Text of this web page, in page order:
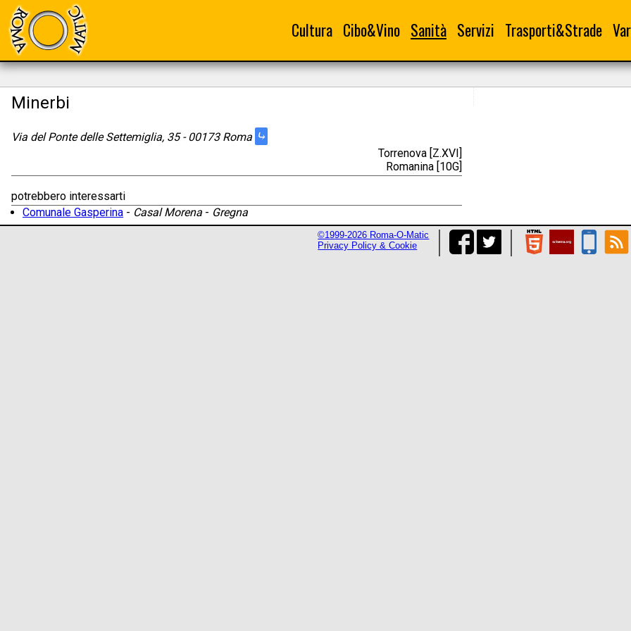
Cultura Cibo&Vino Sanità Servizi Trasporti&Strade
Minerbi
Via del Ponte delle Settemiglia, 35 - 00173 Roma ⤷
Torrenova [Z.XVI]
Romanina [10G]
potrebbero interessarti
Comunale Gasperina - Casal Morena - Gregna
©1999-2026 Roma-O-Matic
Privacy Policy & Cookie